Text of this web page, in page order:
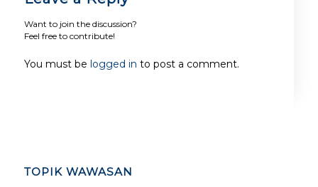
Want to join the discussion?
Feel free to contribute!
You must be logged in to post a comment.
TOPIK WAWASAN